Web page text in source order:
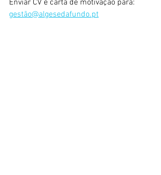
Enviar CV e carta de motivação para:
gestão@algesedafundo.pt